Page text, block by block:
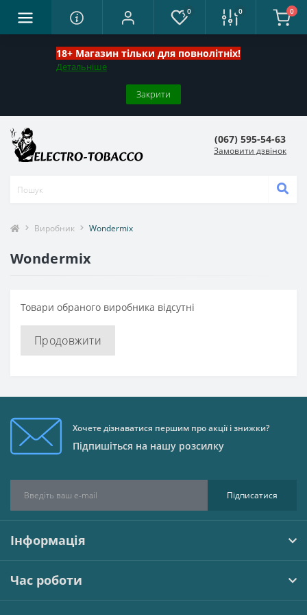
18+ Магазин тільки для повнолітніх!
Детальніше
Закрити
0 0 0
(067) 595-54-63
Замовити дзвінок
Виробник Wondermix
Wondermix
Товари обраного виробника відсутні
Продовжити
Хочете дізнаватися першим про акції і знижки?
Підпишіться на нашу розсилку
Підписатися
Інформація
Час роботи